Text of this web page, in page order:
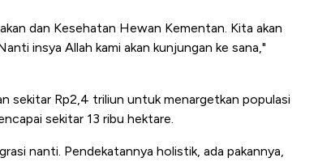
dan Kesehatan Hewan Kementan. Kita akan
insya Allah kami akan kunjungan ke sana,"
sekitar Rp2,4 triliun untuk menargetkan populasi
sekitar 13 ribu hektare.
nanti. Pendekatannya holistik, ada pakannya,